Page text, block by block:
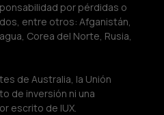
por pérdidas o
entre otros: Afganistán,
Corea del Norte, Rusia,
de Australia, la Unión
de inversión ni una
escrito de IUX.